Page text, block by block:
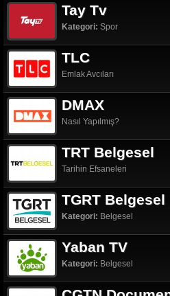
Tay Tv
Kategori: Spor
TLC
Emlak Avcıları
DMAX
Nasıl Yapılmış?
TRT Belgesel
Tarihin Efsaneleri
TGRT Belgesel
Kategori: Belgesel
Yaban TV
Kategori: Belgesel